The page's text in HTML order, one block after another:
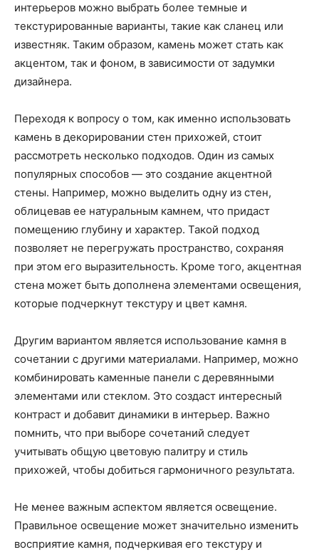
интерьеров можно выбрать более темные и
текстурированные варианты, такие как сланец или
известняк. Таким образом, камень может стать как
акцентом, так и фоном, в зависимости от задумки
дизайнера.
Переходя к вопросу о том, как именно использовать
камень в декорировании стен прихожей, стоит
рассмотреть несколько подходов. Один из самых
популярных способов — это создание акцентной
стены. Например, можно выделить одну из стен,
облицевав ее натуральным камнем, что придаст
помещению глубину и характер. Такой подход
позволяет не перегружать пространство, сохраняя
при этом его выразительность. Кроме того, акцентная
стена может быть дополнена элементами освещения,
которые подчеркнут текстуру и цвет камня.
Другим вариантом является использование камня в
сочетании с другими материалами. Например, можно
комбинировать каменные панели с деревянными
элементами или стеклом. Это создаст интересный
контраст и добавит динамики в интерьер. Важно
помнить, что при выборе сочетаний следует
учитывать общую цветовую палитру и стиль
прихожей, чтобы добиться гармоничного результата.
Не менее важным аспектом является освещение.
Правильное освещение может значительно изменить
восприятие камня, подчеркивая его текстуру и